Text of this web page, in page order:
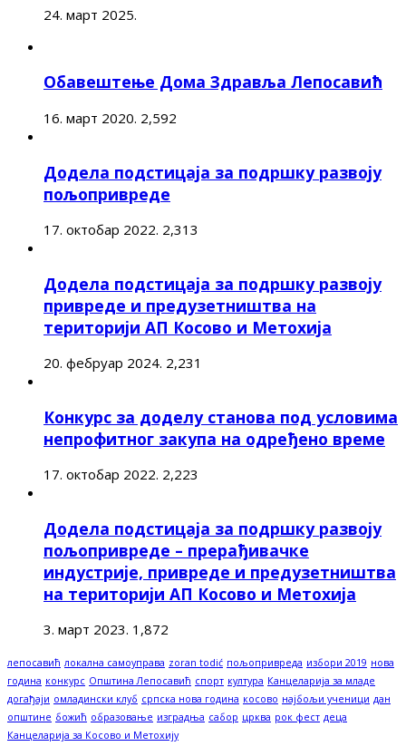
24. март 2025.
Обавештење Дома Здравља Лепосавић
16. март 2020. 2,592
Додела подстицаја за подршку развоју
пољопривреде
17. октобар 2022. 2,313
Додела подстицаја за подршку развоју
привреде и предузетништва на
територији АП Косово и Метохија
20. фебруар 2024. 2,231
Конкурс за доделу станова под условима
непрофитног закупа на одређено време
17. октобар 2022. 2,223
Додела подстицаја за подршку развоју
пољопривреде – прерађивачке
индустрије, привреде и предузетништва
на територији АП Косово и Метохија
3. март 2023. 1,872
лепосавић локална самоуправа zoran todić пољопривреда избори 2019 нова
година конкурс Општина Лепосавић спорт култура Канцеларија за младе
догађаји омладински клуб српска нова година косово најбољи ученици дан
општине божић образовање изградња сабор црква рок фест деца
Канцеларија за Косово и Метохију